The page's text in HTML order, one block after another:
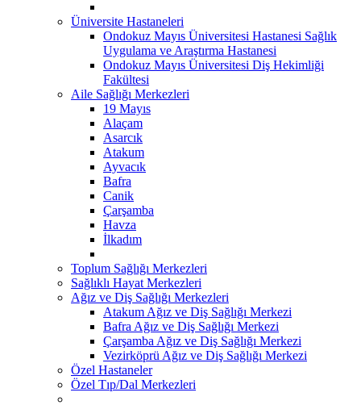
Üniversite Hastaneleri
Ondokuz Mayıs Üniversitesi Hastanesi Sağlık
Uygulama ve Araştırma Hastanesi
Ondokuz Mayıs Üniversitesi Diş Hekimliği
Fakültesi
Aile Sağlığı Merkezleri
19 Mayıs
Alaçam
Asarcık
Atakum
Ayvacık
Bafra
Canik
Çarşamba
Havza
İlkadım
Toplum Sağlığı Merkezleri
Sağlıklı Hayat Merkezleri
Ağız ve Diş Sağlığı Merkezleri
Atakum Ağız ve Diş Sağlığı Merkezi
Bafra Ağız ve Diş Sağlığı Merkezi
Çarşamba Ağız ve Diş Sağlığı Merkezi
Vezirköprü Ağız ve Diş Sağlığı Merkezi
Özel Hastaneler
Özel Tıp/Dal Merkezleri